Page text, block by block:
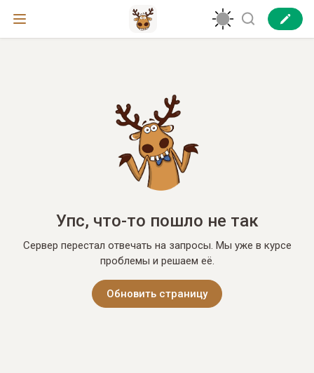
Упс, что-то пошло не так
Сервер перестал отвечать на запросы. Мы уже в курсе
проблемы и решаем её.
Обновить страницу